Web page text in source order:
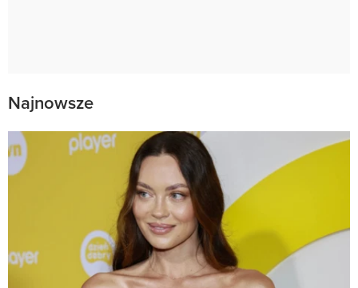
Najnowsze